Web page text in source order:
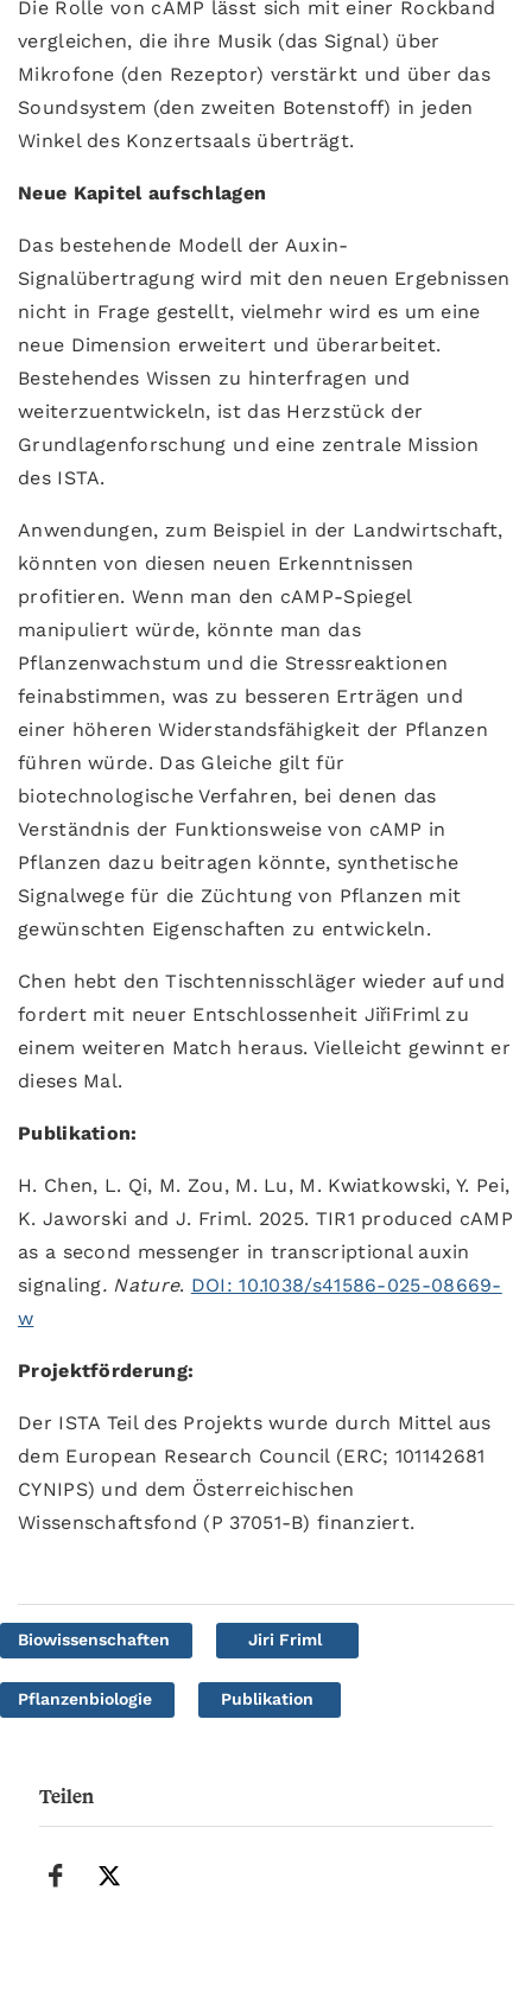
Die Rolle von cAMP lässt sich mit einer Rockband
vergleichen, die ihre Musik (das Signal) über
Mikrofone (den Rezeptor) verstärkt und über das
Soundsystem (den zweiten Botenstoff) in jeden
Winkel des Konzertsaals überträgt.
Neue Kapitel aufschlagen
Das bestehende Modell der Auxin-
Signalübertragung wird mit den neuen Ergebnissen
nicht in Frage gestellt, vielmehr wird es um eine
neue Dimension erweitert und überarbeitet.
Bestehendes Wissen zu hinterfragen und
weiterzuentwickeln, ist das Herzstück der
Grundlagenforschung und eine zentrale Mission
des ISTA.
Anwendungen, zum Beispiel in der Landwirtschaft,
könnten von diesen neuen Erkenntnissen
profitieren. Wenn man den cAMP-Spiegel
manipuliert würde, könnte man das
Pflanzenwachstum und die Stressreaktionen
feinabstimmen, was zu besseren Erträgen und
einer höheren Widerstandsfähigkeit der Pflanzen
führen würde. Das Gleiche gilt für
biotechnologische Verfahren, bei denen das
Verständnis der Funktionsweise von cAMP in
Pflanzen dazu beitragen könnte, synthetische
Signalwege für die Züchtung von Pflanzen mit
gewünschten Eigenschaften zu entwickeln.
Chen hebt den Tischtennisschläger wieder auf und
fordert mit neuer Entschlossenheit JiřiFriml zu
einem weiteren Match heraus. Vielleicht gewinnt er
dieses Mal.
Publikation:
H. Chen, L. Qi, M. Zou, M. Lu, M. Kwiatkowski, Y. Pei,
K. Jaworski and J. Friml. 2025. TIR1 produced cAMP
as a second messenger in transcriptional auxin
signaling. Nature. DOI: 10.1038/s41586-025-08669-
w
Projektförderung:
Der ISTA Teil des Projekts wurde durch Mittel aus
dem European Research Council (ERC; 101142681
CYNIPS) und dem Österreichischen
Wissenschaftsfond (P 37051-B) finanziert.
Biowissenschaften Jiri Friml
Pflanzenbiologie Publikation
Teilen